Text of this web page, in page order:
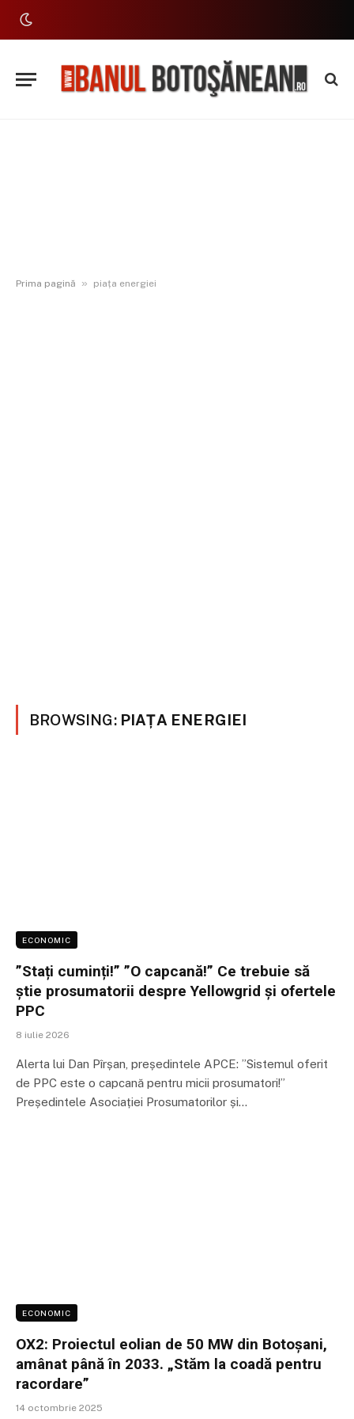
Prima pagină » piața energiei
BROWSING: PIAȚA ENERGIEI
ECONOMIC
”Stați cuminți!” ”O capcană!” Ce trebuie să
știe prosumatorii despre Yellowgrid și ofertele
PPC
8 iulie 2026
Alerta lui Dan Pîrșan, președintele APCE: ”Sistemul oferit
de PPC este o capcană pentru micii prosumatori!”
Președintele Asociației Prosumatorilor și…
ECONOMIC
OX2: Proiectul eolian de 50 MW din Botoșani,
amânat până în 2033. „Stăm la coadă pentru
racordare”
14 octombrie 2025